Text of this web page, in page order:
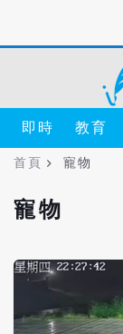
即時 教育
首頁 寵物
寵物